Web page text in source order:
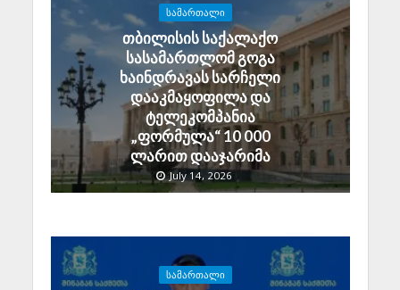
ᲡᲐᲛᲐᲠᲗᲐᲚᲘ
თბილისის საქალაქო
სასამართლომ გოგა
ხაინდრავას სარჩელი
დააკმაყოფილა და
ტელეკომპანია
„ფორმულა“ 10 000
ლარით დააჯარიმა
July 14, 2026
ᲡᲐᲛᲐᲠᲗᲐᲚᲘ